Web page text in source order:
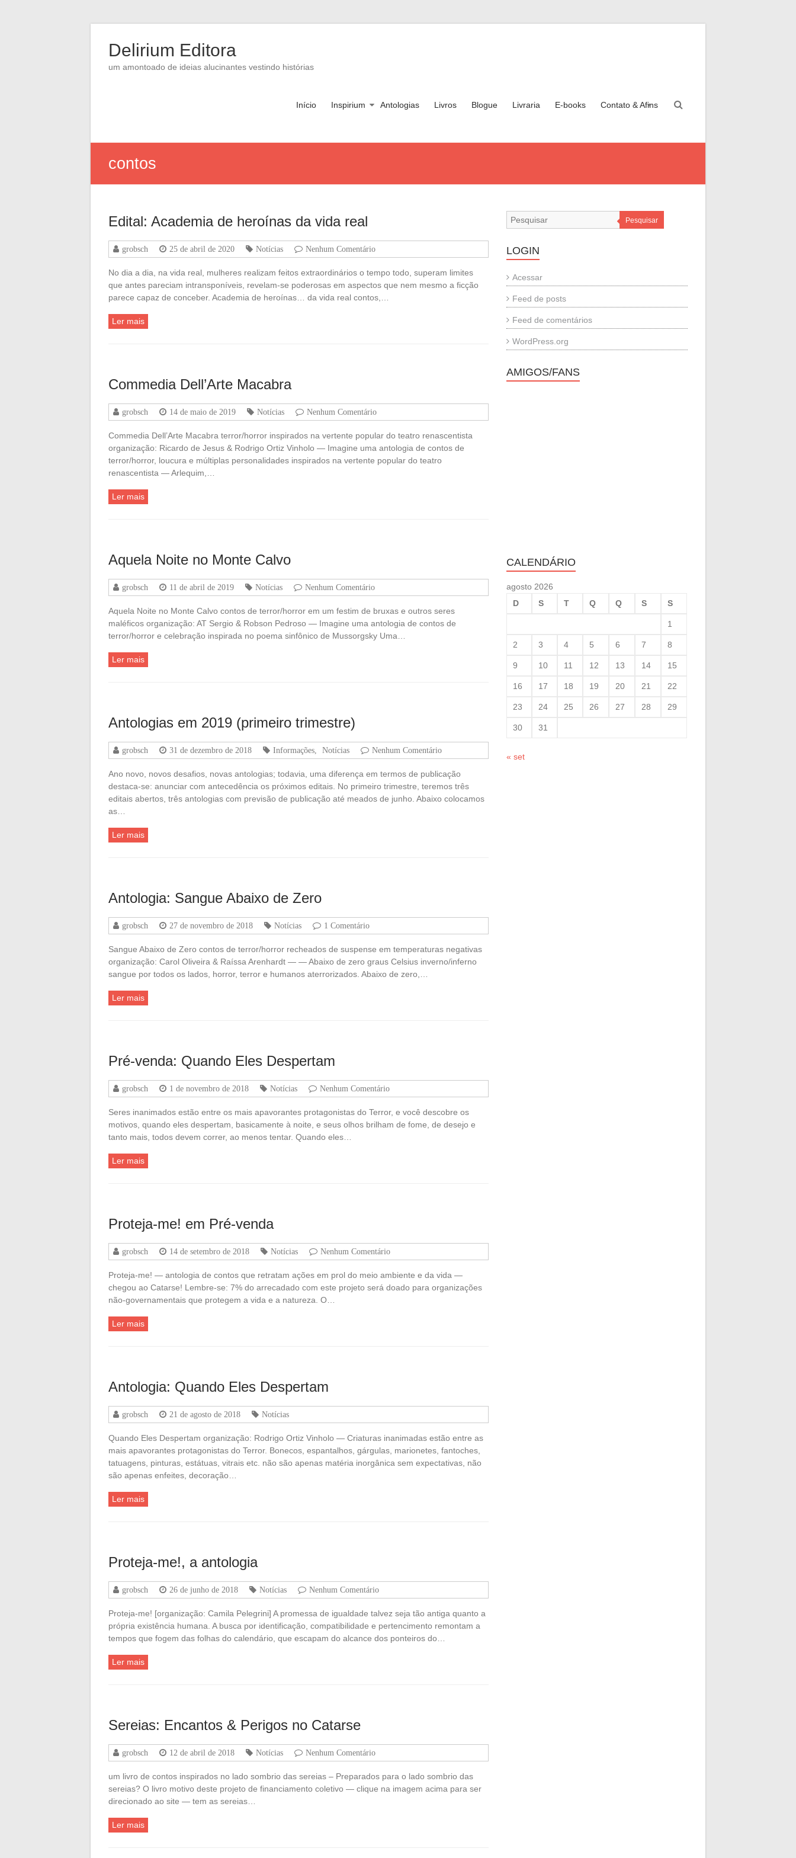
contentDelirium Editora
um amontoado de ideias alucinantes vestindo histórias
Início Inspirium Antologias Livros Blogue Livraria E-books Contato & Afins
contos
Edital: Academia de heroínas da vida real
grobsch 25 de abril de 2020 Notícias Nenhum Comentário
No dia a dia, na vida real, mulheres realizam feitos extraordinários o tempo todo, superam limites
que antes pareciam intransponíveis, revelam-se poderosas em aspectos que nem mesmo a ficção
parece capaz de conceber. Academia de heroínas… da vida real contos,…
Ler mais
Commedia Dell’Arte Macabra
grobsch 14 de maio de 2019 Notícias Nenhum Comentário
Commedia Dell’Arte Macabra terror/horror inspirados na vertente popular do teatro renascentista
organização: Ricardo de Jesus & Rodrigo Ortiz Vinholo — Imagine uma antologia de contos de
terror/horror, loucura e múltiplas personalidades inspirados na vertente popular do teatro
renascentista — Arlequim,…
Ler mais
Aquela Noite no Monte Calvo
grobsch 11 de abril de 2019 Notícias Nenhum Comentário
Aquela Noite no Monte Calvo contos de terror/horror em um festim de bruxas e outros seres
maléficos organização: AT Sergio & Robson Pedroso — Imagine uma antologia de contos de
terror/horror e celebração inspirada no poema sinfônico de Mussorgsky Uma…
Ler mais
Antologias em 2019 (primeiro trimestre)
grobsch 31 de dezembro de 2018 Informações Notícias Nenhum Comentário
Ano novo, novos desafios, novas antologias; todavia, uma diferença em termos de publicação
destaca-se: anunciar com antecedência os próximos editais. No primeiro trimestre, teremos três
editais abertos, três antologias com previsão de publicação até meados de junho. Abaixo colocamos
as…
Ler mais
Antologia: Sangue Abaixo de Zero
grobsch 27 de novembro de 2018 Notícias 1 Comentário
Sangue Abaixo de Zero contos de terror/horror recheados de suspense em temperaturas negativas
organização: Carol Oliveira & Raíssa Arenhardt — — Abaixo de zero graus Celsius inverno/inferno
sangue por todos os lados, horror, terror e humanos aterrorizados. Abaixo de zero,…
Ler mais
Pré-venda: Quando Eles Despertam
grobsch 1 de novembro de 2018 Notícias Nenhum Comentário
Seres inanimados estão entre os mais apavorantes protagonistas do Terror, e você descobre os
motivos, quando eles despertam, basicamente à noite, e seus olhos brilham de fome, de desejo e
tanto mais, todos devem correr, ao menos tentar. Quando eles…
Ler mais
Proteja-me! em Pré-venda
grobsch 14 de setembro de 2018 Notícias Nenhum Comentário
Proteja-me! — antologia de contos que retratam ações em prol do meio ambiente e da vida —
chegou ao Catarse! Lembre-se: 7% do arrecadado com este projeto será doado para organizações
não-governamentais que protegem a vida e a natureza. O…
Ler mais
Antologia: Quando Eles Despertam
grobsch 21 de agosto de 2018 Notícias
Quando Eles Despertam organização: Rodrigo Ortiz Vinholo — Criaturas inanimadas estão entre as
mais apavorantes protagonistas do Terror. Bonecos, espantalhos, gárgulas, marionetes, fantoches,
tatuagens, pinturas, estátuas, vitrais etc. não são apenas matéria inorgânica sem expectativas, não
são apenas enfeites, decoração…
Ler mais
Proteja-me!, a antologia
grobsch 26 de junho de 2018 Notícias Nenhum Comentário
Proteja-me! [organização: Camila Pelegrini] A promessa de igualdade talvez seja tão antiga quanto a
própria existência humana. A busca por identificação, compatibilidade e pertencimento remontam a
tempos que fogem das folhas do calendário, que escapam do alcance dos ponteiros do…
Ler mais
Sereias: Encantos & Perigos no Catarse
grobsch 12 de abril de 2018 Notícias Nenhum Comentário
um livro de contos inspirados no lado sombrio das sereias – Preparados para o lado sombrio das
sereias? O livro motivo deste projeto de financiamento coletivo — clique na imagem acima para ser
direcionado ao site — tem as sereias…
Ler mais
Pesquisar
LOGIN
Acessar
Feed de posts
Feed de comentários
WordPress.org
AMIGOS/FANS
CALENDÁRIO
agosto 2026
D
S T Q Q S S
1
2 3 4 5 6 7 8
9 10 11 12 13 14 15
16 17 18 19 20 21 22
23 24 25 26 27 28 29
30 31
« set